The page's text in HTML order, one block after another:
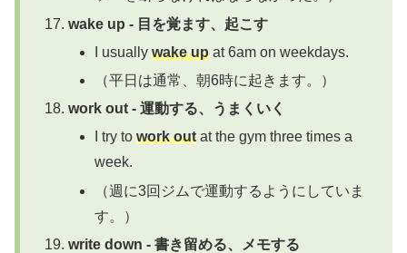
wake up - 目を覚ます、起こす
I usuallywake up at 6am on weekdays.
（平日は通常、朝6時に起きます。）
work out - 運動する、うまくいく
I try towork out at the gym three times a
week.
（週に3回ジムで運動するようにしていま
す。）
write down - 書き留める、メモする